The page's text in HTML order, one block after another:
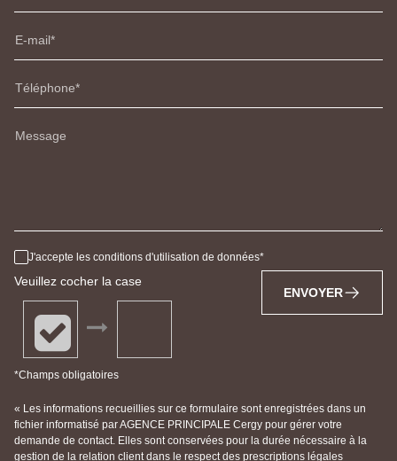
E-mail
Téléphone
Message
J'accepte les conditions d'utilisation de données
Veuillez cocher la case
*Champs obligatoires
ENVOYER
« Les informations recueillies sur ce formulaire sont enregistrées dans un
fichier informatisé par AGENCE PRINCIPALE Cergy pour gérer votre
demande de contact. Elles sont conservées pour la durée nécessaire à la
gestion de la relation client dans le respect des prescriptions légales